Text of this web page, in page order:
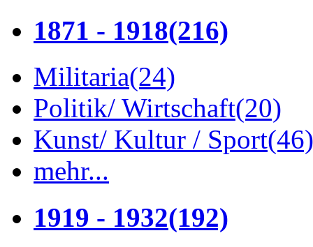
1871 - 1918(216)
Militaria(24)
Politik/ Wirtschaft(20)
Kunst/ Kultur / Sport(46)
mehr...
1919 - 1932(192)